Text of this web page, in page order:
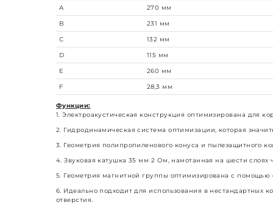
А 270 мм
B
231 мм
С
132 мм
D
115 мм
Е
260 мм
F
28,3 мм
Функции:
1. Электроакустическая конструкция оптимизирована для
2. Гидродинамическая система оптимизации, которая
3. Геометрия полипропиленового конуса и пылезащитного
4. Звуковая катушка 35 мм 2 Ом, намотанная на шести
5. Геометрия магнитной группы оптимизирована с помощью
6. Идеально подходит для использования в нестандартных
отверстия.